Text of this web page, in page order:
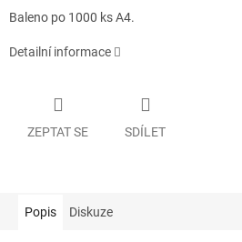
Baleno po 1000 ks A4.
Detailní informace
ZEPTAT SE SDÍLET
Popis Diskuze